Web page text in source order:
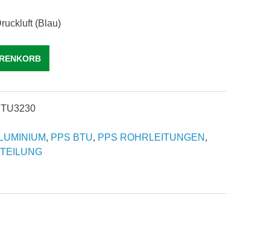
(Blau)
, PPS BTU, PPS ROHRLEITUNGEN ,